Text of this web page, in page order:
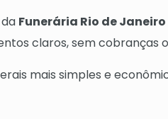
Funerária Rio de Janeiro
claros, sem cobranças
mais simples e